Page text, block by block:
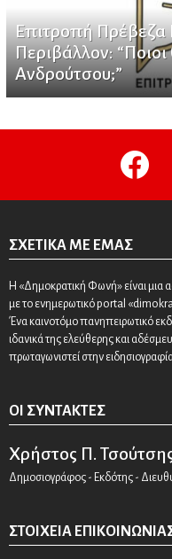
Επιτροπή Πρέβεζα
Περιβάλλον:
Ανδρούτσου;”
ΣΧΕΤΙΚΆ ΜΕ ΕΜΆΣ
Η «Δημοκρατική Φωνή» είναι μια
με το ενημερωτικό portal
Ένα καινοτόμο πανηπειρωτικό
ιδανικά της ελεύθερης και
πρωταγωνιστεί στην
ΟΙ ΣΥΝΤΆΚΤΕΣ
Χρήστος Π.
Δημοσιογράφος - Εκδότης -
ΣΤΟΙΧΕΊΑ